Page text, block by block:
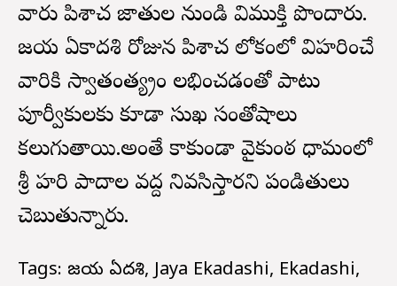
వారు పిశాచ జాతుల నుండి విముక్తి పొందారు.
జయ ఏకాదశి రోజున పిశాచ లోకంలో విహరించే
వారికి స్వాతంత్య్రం లభించడంతో పాటు
పూర్వీకులకు కూడా సుఖ సంతోషాలు
కలుగుతాయి.అంతే కాకుండా వైకుంఠ ధామంలో
శ్రీ హరి పాదాల వద్ద నివసిస్తారని పండితులు
చెబుతున్నారు.
Tags: జయ ఏకాదశి, Jaya Ekadashi, Ekadashi,